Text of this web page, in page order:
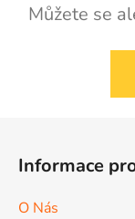
Můžete se
Informace
O Nás